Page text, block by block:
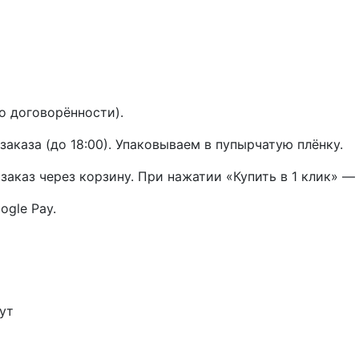
договорённости).
(до 18:00). Упаковываем в пупырчатую плёнку.
через корзину. При нажатии «Купить в 1 клик»
Pay.